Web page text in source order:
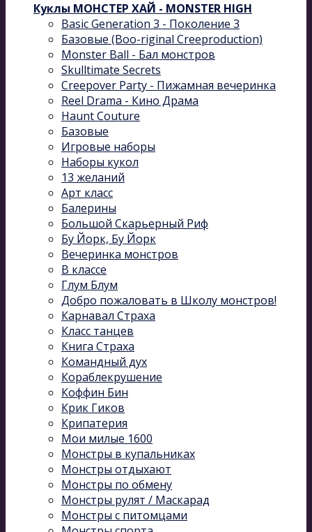
Куклы МОНСТЕР ХАЙ - MONSTER HIGH
Basic Generation 3 - Поколение 3
Базовые (Boo-riginal Creeproduction)
Monster Ball - Бал монстров
Skulltimate Secrets
Creepover Party - Пижамная вечеринка
Reel Drama - Кино Драма
Haunt Couture
Базовые
Игровые наборы
Наборы кукол
13 желаний
Арт класс
Балерины
Большой Скарьерный Риф
Бу Йорк, Бу Йорк
Вечеринка монстров
В классе
Глум Блум
Добро пожаловать в Школу монстров!
Карнавал Cтраха
Класс танцев
Книга Страха
Командный дух
Кораблекрушение
Коффин Бин
Крик Гиков
Крипатерия
Мои милые 1600
Монстры в купальниках
Монстры отдыхают
Монстры по обмену
Монстры рулят / Маскарад
Монстры с питомцами